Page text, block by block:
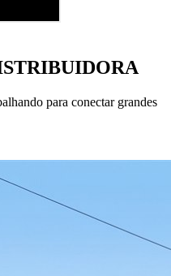
para conectar grandes